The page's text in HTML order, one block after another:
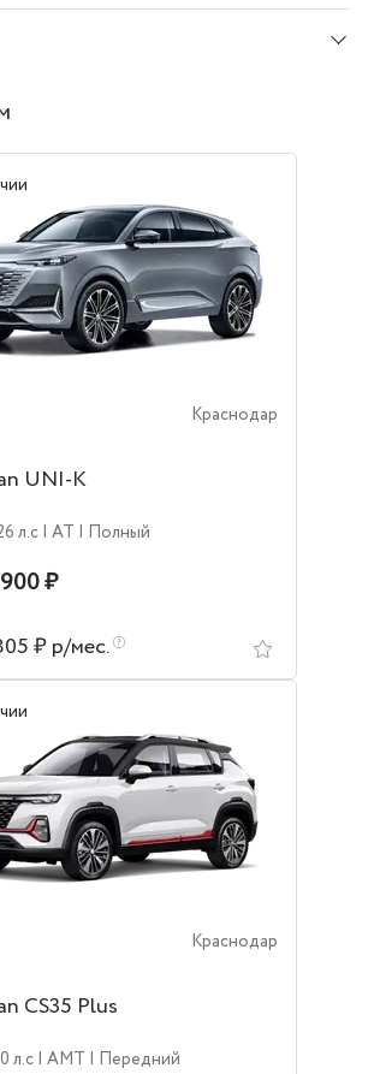
Краснодар
UNI-K
л.c | AT | Полный
₽
₽ р/мес.
Краснодар
CS35 Plus
л.c | AMT | Передний